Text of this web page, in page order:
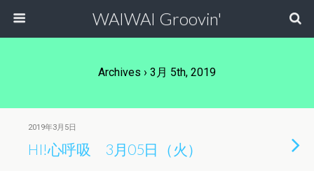
WAIWAI Groovin'
Archives › 3月 5th, 2019
2019年3月5日
HI!心呼吸 3月05日（火）